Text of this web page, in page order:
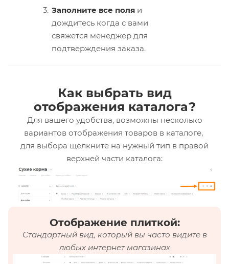
Заполните все поля и
дождитесь когда с вами
свяжется менеджер для
подтверждения заказа.
Как выбрать вид
отображения каталога?
Для вашего удобства, возможны несколько
вариантов отображения товаров в каталоге,
для выбора щелкните на нужный тип в правой
верхней части каталога:
Отображение плиткой:
Стандартный вид, который вы часто видите в
любых интернет магазинах